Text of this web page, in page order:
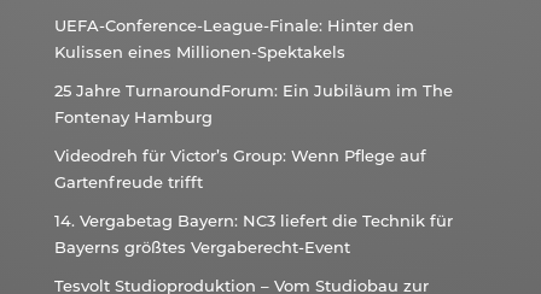
UEFA-Conference-League-Finale: Hinter den
Kulissen eines Millionen-Spektakels
25 Jahre TurnaroundForum: Ein Jubiläum im The
Fontenay Hamburg
Videodreh für Victor’s Group: Wenn Pflege auf
Gartenfreude trifft
14. Vergabetag Bayern: NC3 liefert die Technik für
Bayerns größtes Vergaberecht-Event
Tesvolt Studioproduktion – Vom Studiobau zur